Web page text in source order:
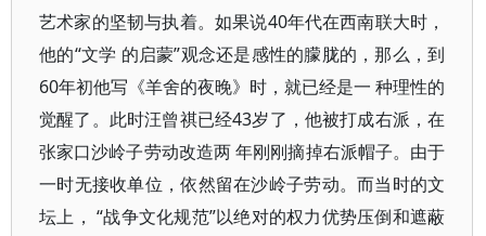
艺术家的坚韧与执着。如果说40年代在西南联大时，
他的“文学 的启蒙”观念还是感性的朦胧的，那么，到
60年初他写《羊舍的夜晚》时，就已经是一 种理性的
觉醒了。此时汪曾祺已经43岁了，他被打成右派，在
张家口沙岭子劳动改造两 年刚刚摘掉右派帽子。由于
一时无接收单位，依然留在沙岭子劳动。而当时的文
坛上， “战争文化规范”以绝对的权力优势压倒和遮蔽